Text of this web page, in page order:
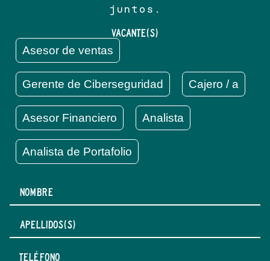
juntos.
VACANTE(S)
Asesor de ventas
Gerente de Ciberseguridad Cajero / a
Asesor Financiero Analista
Analista de Portafolio